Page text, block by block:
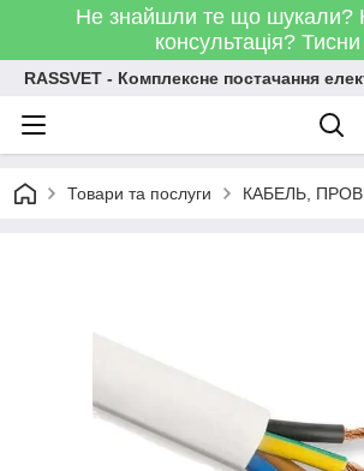
Не знайшли те що шукали?
консультація?
RASSVET - Комплексне постачання
Товари та послуги КАБЕЛЬ,